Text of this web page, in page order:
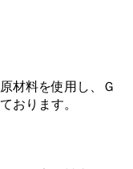
材料を使用し、Ｇ
おります。